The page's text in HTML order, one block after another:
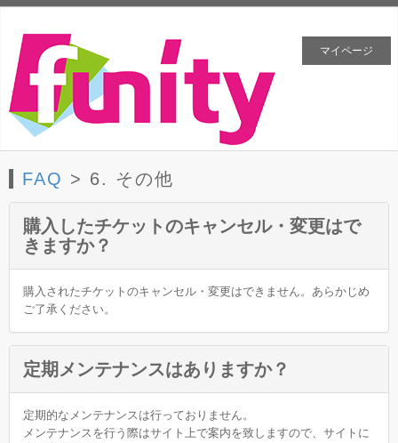
マイページ
FAQ > 6. その他
購入したチケットのキャンセル・変更はで
きますか？
購入されたチケットのキャンセル・変更はできません。あらかじめ
ご了承ください。
定期メンテナンスはありますか？
定期的なメンテナンスは行っておりません。
メンテナンスを行う際はサイト上で案内を致しますので、サイトに